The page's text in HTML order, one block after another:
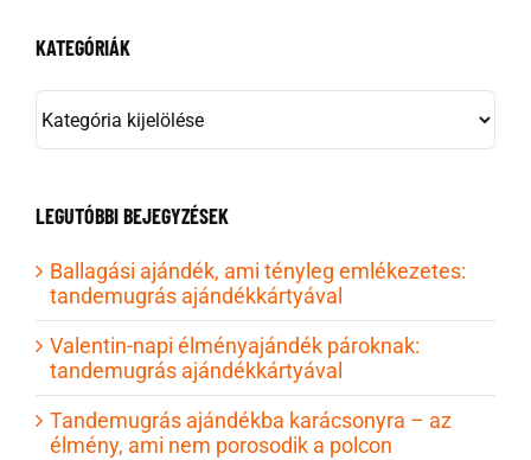
KATEGÓRIÁK
KATEGÓRIÁK
LEGUTÓBBI BEJEGYZÉSEK
Ballagási ajándék, ami tényleg emlékezetes:
tandemugrás ajándékkártyával
Valentin-napi élményajándék pároknak:
tandemugrás ajándékkártyával
Tandemugrás ajándékba karácsonyra – az
élmény, ami nem porosodik a polcon